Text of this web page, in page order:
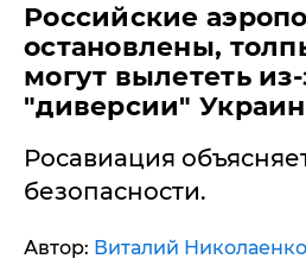
Российские
остановлены,
могут вылететь из-
"диверсии"
Росавиация
безопасности.
Автор: Виталий Николаенко